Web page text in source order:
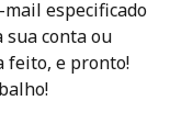
mail especificado
sua conta ou
feito, e pronto!